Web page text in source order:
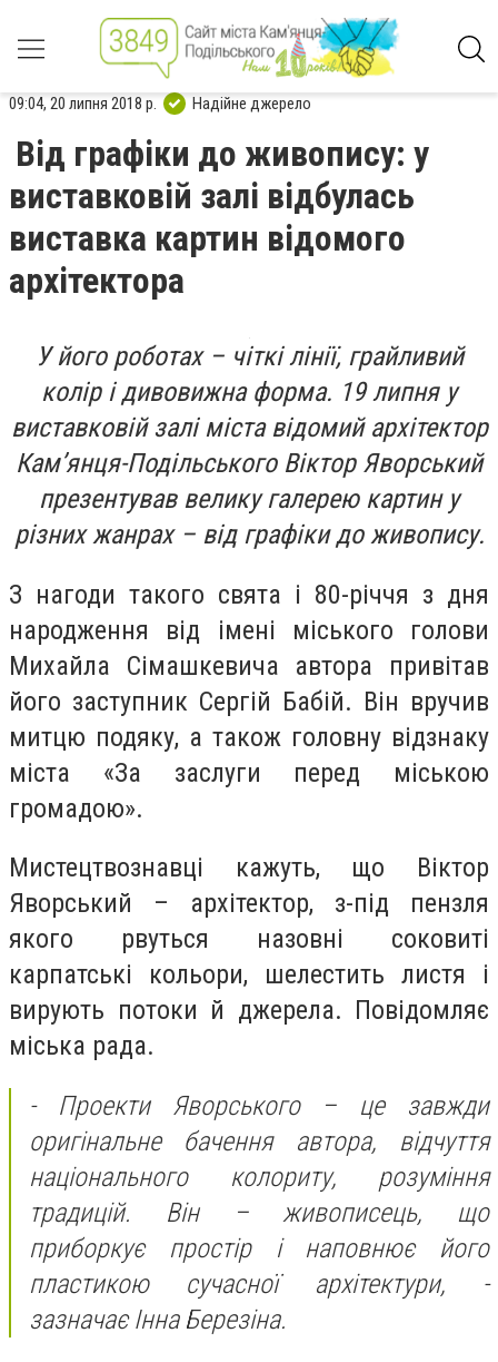
09:04, 20 липня 2018 р. Надійне джерело
Від графіки до живопису: у
виставковій залі відбулась
виставка картин відомого
архітектора
У його роботах – чіткі лінії, грайливий
колір і дивовижна форма. 19 липня у
виставковій залі міста відомий архітектор
Кам’янця-Подільського Віктор Яворський
презентував велику галерею картин у
різних жанрах – від графіки до живопису.
З нагоди такого свята і 80-річчя з дня
народження від імені міського голови
Михайла Сімашкевича автора привітав
його заступник Сергій Бабій. Він вручив
митцю подяку, а також головну відзнаку
міста «За заслуги перед міською
громадою».
Мистецтвознавці кажуть, що Віктор
Яворський – архітектор, з-під пензля
якого рвуться назовні соковиті
карпатські кольори, шелестить листя і
вирують потоки й джерела. Повідомляє
міська рада.
- Проекти Яворського – це завжди
оригінальне бачення автора, відчуття
національного колориту, розуміння
традицій. Він – живописець, що
приборкує простір і наповнює його
пластикою сучасної архітектури, -
зазначає Інна Березіна.